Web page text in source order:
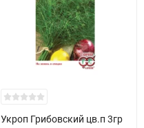
Укроп Грибовский цв.п 3гр